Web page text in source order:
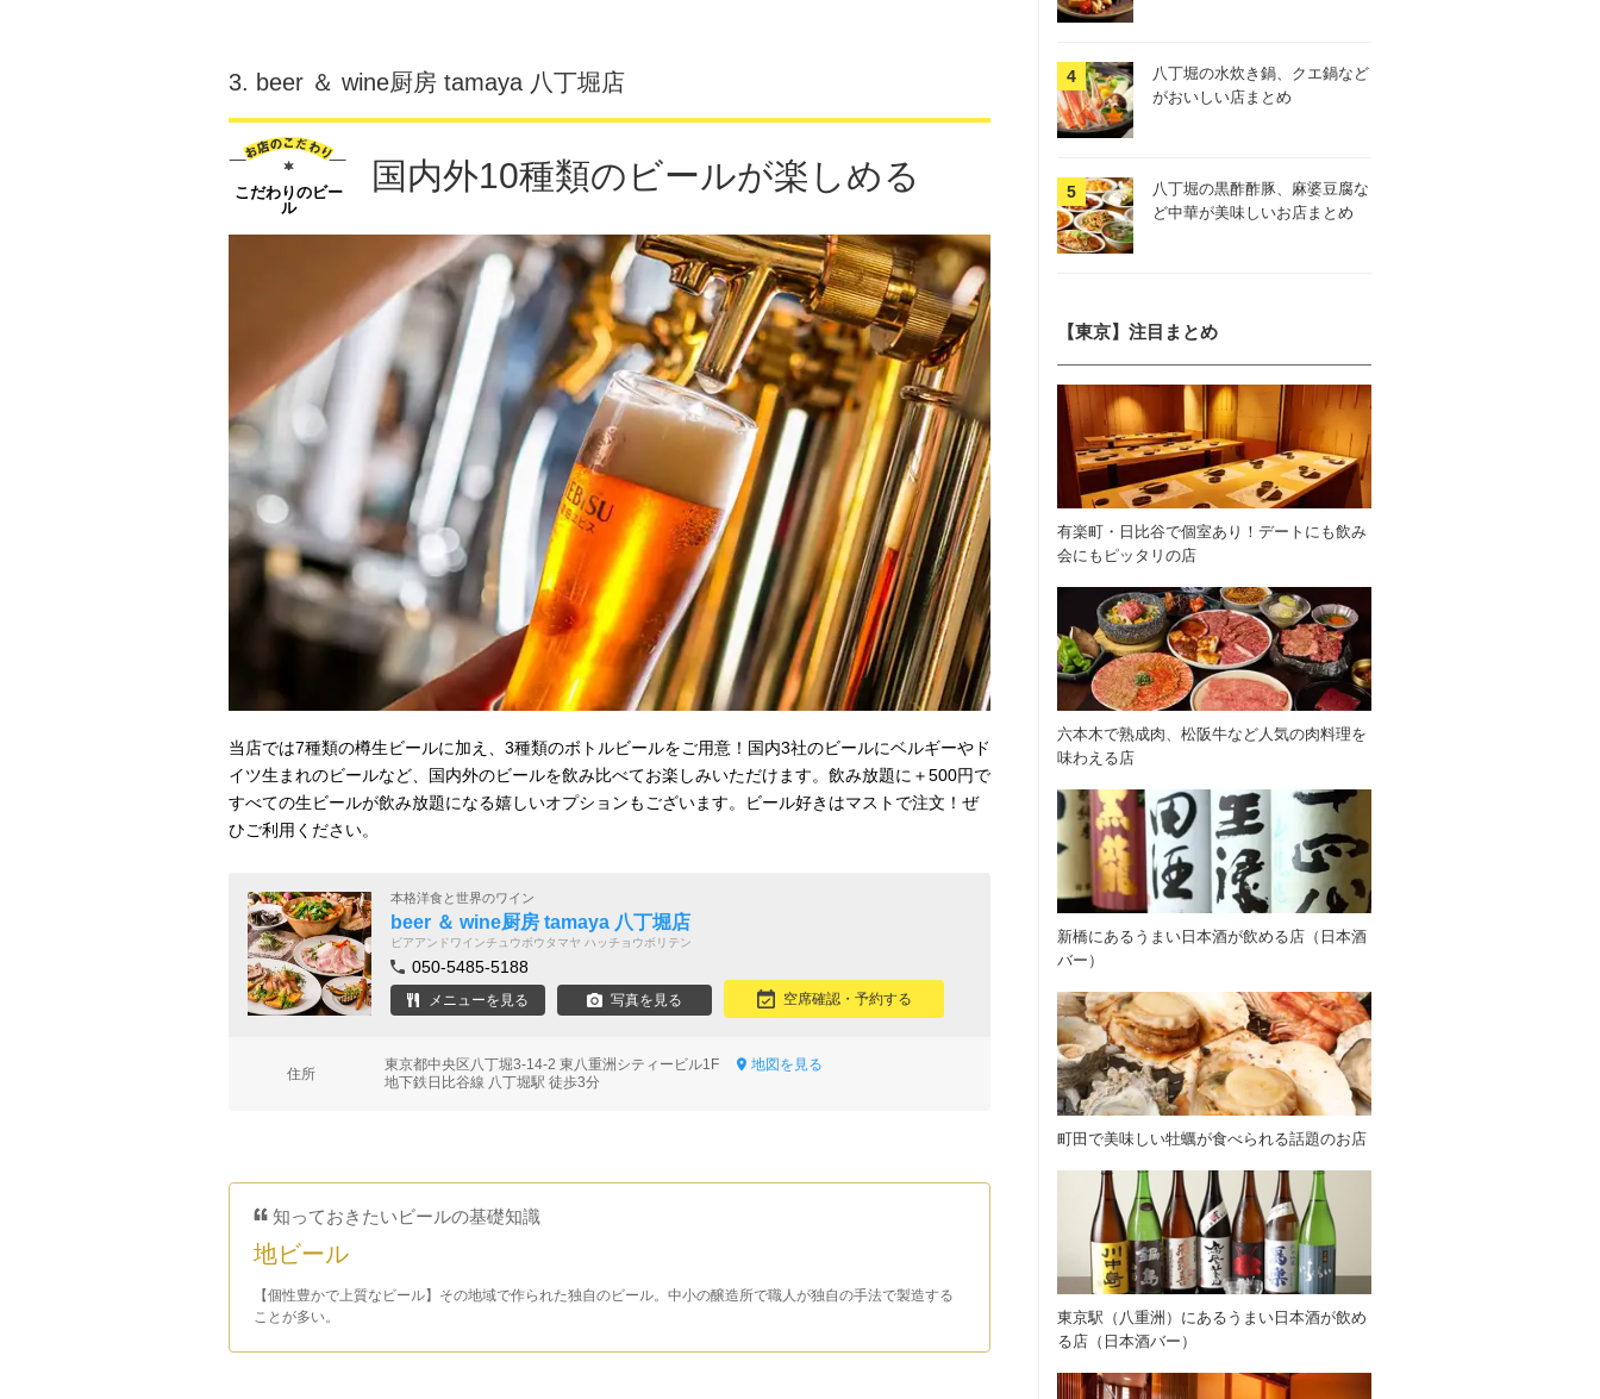
3. beer ＆ wine厨房 tamaya 八丁堀店
こだわりのビー
ル
国内外10種類のビールが楽しめる
当店では7種類の樽生ビールに加え、3種類のボトルビールをご用意！国内3社のビールにベルギーやド
イツ生まれのビールなど、国内外のビールを飲み比べてお楽しみいただけます。飲み放題に＋500円で
すべての生ビールが飲み放題になる嬉しいオプションもございます。ビール好きはマストで注文！ぜ
ひご利用ください。
本格洋食と世界のワイン
beer ＆ wine厨房 tamaya 八丁堀店
ビアアンドワインチュウボウタマヤ ハッチョウボリテン
050-5485-5188
メニューを見る 写真を見る 空席確認・予約する
住所
東京都中央区八丁堀3-14-2 東八重洲シティービル1F
地図を見る
地下鉄日比谷線 八丁堀駅 徒歩3分
知っておきたいビールの基礎知識
地ビール
【個性豊かで上質なビール】その地域で作られた独自のビール。中小の醸造所で職人が独自の手法で製造する
ことが多い。
八丁堀の水炊き鍋、クエ鍋など
がおいしい店まとめ
八丁堀の黒酢酢豚、麻婆豆腐な
ど中華が美味しいお店まとめ
【東京】注目まとめ
有楽町・日比谷で個室あり！デートにも飲み
会にもピッタリの店
六本木で熟成肉、松阪牛など人気の肉料理を
味わえる店
新橋にあるうまい日本酒が飲める店（日本酒
バー）
町田で美味しい牡蠣が食べられる話題のお店
東京駅（八重洲）にあるうまい日本酒が飲め
る店（日本酒バー）